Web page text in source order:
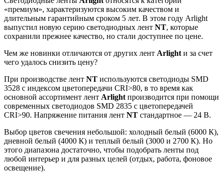
«премиум», характеризуются высоким качеством и
длительным гарантийным сроком 5 лет. В этом году Arlight
выпустил новую серию светодиодных лент NT, которые
сохранили прежнее качество, но стали доступнее по цене.
Чем же новинки отличаются от других лент Arlight и за счет
чего удалось снизить цену?
При производстве лент NT используются светодиоды SMD
3528 с индексом цветопередачи CRI>80, в то время как
основной ассортимент лент Arlight производится при помощи
современных светодиодов SMD 2835 с цветопередачей
CRI>90. Напряжение питания лент NT стандартное — 24 В.
Выбор цветов свечения небольшой: холодный белый (6000 К),
дневной белый (4000 К) и теплый белый (3000 и 2700 К). Но
этого диапазона достаточно, чтобы подобрать ленты под
любой интерьер и для разных целей (отдых, работа, фоновое
освещение).